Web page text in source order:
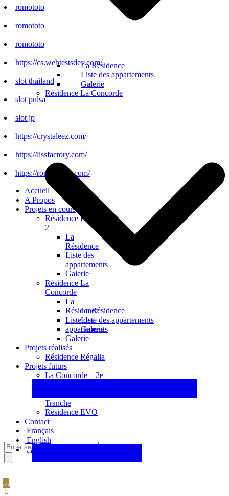
La Résidence
Liste des appartements
Galerie
Résidence La Concorde
La Résidence
Liste des appartements
Galerie
romototo
romototo
romototo
https://cs.webtestsdev.com/
slot thailand
slot pulsa
slot jp
https://crystaleez.com/
https://lissfactory.com/
https://romototo.it.com/
Accueil
A Propos
Projets en cours
Résidence Régalia
2
La
Résidence
Liste des
appartements
Galerie
Résidence La
Concorde
La
Résidence
Liste des
appartements
Galerie
Projets réalisés
Résidence Régalia
Projets futurs
La Concorde – 2e
Tranche
Résidence EVO
Contact
Français
English
عربي